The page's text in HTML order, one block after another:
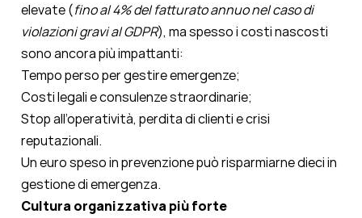
elevate (fino al 4% del fatturato annuo nel caso di
violazioni gravi al GDPR), ma spesso i costi nascosti
sono ancora più impattanti:
Tempo perso per gestire emergenze;
Costi legali e consulenze straordinarie;
Stop all’operatività, perdita di clienti e crisi
reputazionali.
Un euro speso in prevenzione può risparmiarne dieci in
gestione di emergenza.
Cultura organizzativa più forte